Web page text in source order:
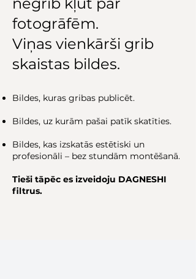
fotogrāfēm.
Viņas vienkārši grib
skaistas bildes.
Bildes, kuras gribas publicēt.
Bildes, uz kurām pašai patīk skatīties.
Bildes, kas izskatās estētiski un
profesionāli – bez stundām montēšanā.
Tieši tāpēc es izveidoju DAGNESHI
filtrus.